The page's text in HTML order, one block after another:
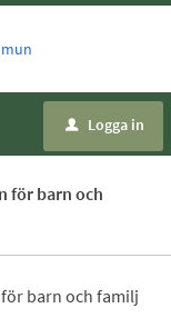
u Logga in
för barn och
barn och familj